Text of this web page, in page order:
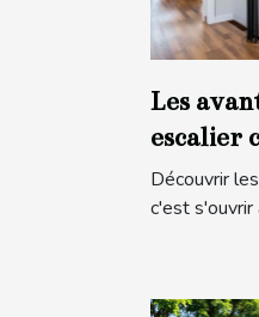
Les
escalier
vous
Découvrir
c'est s'ouvrir